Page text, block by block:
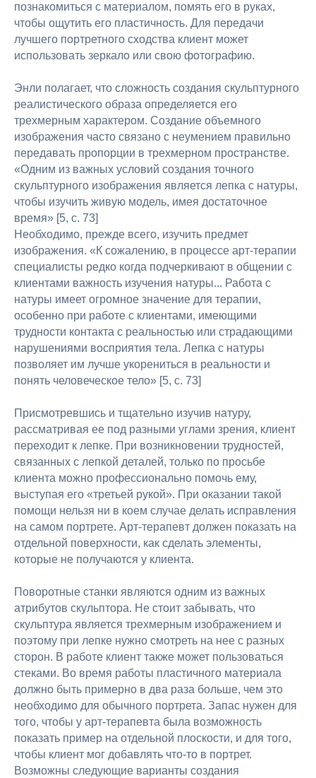
познакомиться с материалом, помять его в руках,
чтобы ощутить его пластичность. Для передачи
лучшего портретного сходства клиент может
использовать зеркало или свою фотографию.
Энли полагает, что сложность создания скульптурного
реалистического образа определяется его
трехмерным характером. Создание объемного
изображения часто связано с неумением правильно
передавать пропорции в трехмерном пространстве.
«Одним из важных условий создания точного
скульптурного изображения является лепка с натуры,
чтобы изучить живую модель, имея достаточное
время» [5, с. 73]
Необходимо, прежде всего, изучить предмет
изображения. «К сожалению, в процессе арт-терапии
специалисты редко когда подчеркивают в общении с
клиентами важность изучения натуры... Работа с
натуры имеет огромное значение для терапии,
особенно при работе с клиентами, имеющими
трудности контакта с реальностью или страдающими
нарушениями восприятия тела. Лепка с натуры
позволяет им лучше укорениться в реальности и
понять человеческое тело» [5, с. 73]
Присмотревшись и тщательно изучив натуру,
рассматривая ее под разными углами зрения, клиент
переходит к лепке. При возникновении трудностей,
связанных с лепкой деталей, только по просьбе
клиента можно профессионально помочь ему,
выступая его «третьей рукой». При оказании такой
помощи нельзя ни в коем случае делать исправления
на самом портрете. Арт-терапевт должен показать на
отдельной поверхности, как сделать элементы,
которые не получаются у клиента.
Поворотные станки являются одним из важных
атрибутов скульптора. Не стоит забывать, что
скульптура является трехмерным изображением и
поэтому при лепке нужно смотреть на нее с разных
сторон. В работе клиент также может пользоваться
стеками. Во время работы пластичного материала
должно быть примерно в два раза больше, чем это
необходимо для обычного портрета. Запас нужен для
того, чтобы у арт-терапевта была возможность
показать пример на отдельной плоскости, и для того,
чтобы клиент мог добавлять что-то в портрет.
Возможны следующие варианты создания